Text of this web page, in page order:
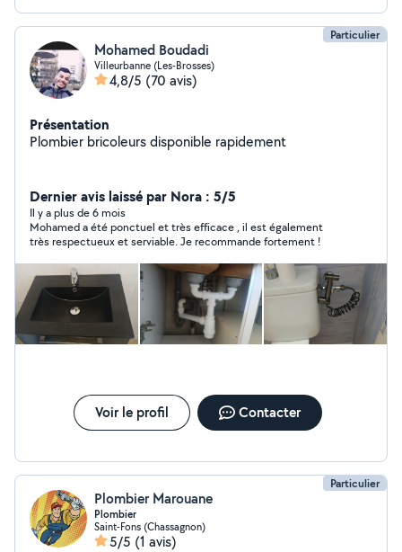
Particulier
Mohamed Boudadi
Villeurbanne (Les-Brosses)
4,8/5 (70 avis)
Présentation
Plombier bricoleurs disponible rapidement
Dernier avis laissé par Nora : 5/5
Il y a plus de 6 mois
Mohamed a été ponctuel et très efficace , il est également
très respectueux et serviable. Je recommande fortement !
Voir le profil Contacter
Particulier
Plombier Marouane
Plombier
Saint-Fons (Chassagnon)
5/5 (1 avis)